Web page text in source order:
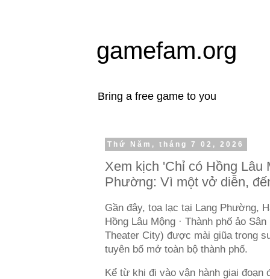
gamefam.org
Bring a free game to you
Thứ Năm, tháng 7 02, 2026
Xem kịch 'Chỉ có Hồng Lâu
Phường: Vì một vở diễn,
Gần đây, tọa lạc tại Lang Phường,
Hồng Lâu Mộng · Thành phố ảo
Theater City) được mài giũa trong
tuyên bố mở toàn bộ thành phố.
Kể từ khi đi vào vận hành giai đoạn